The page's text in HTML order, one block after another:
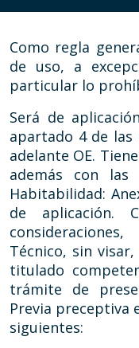
Como regla
de uso, a
particular lo
Será de
apartado 4 de las
adelante OE.
además con las
Habitabilidad:
de aplicación.
Técnico, sin
titulado
trámite de
Previa preceptiva
siguientes: